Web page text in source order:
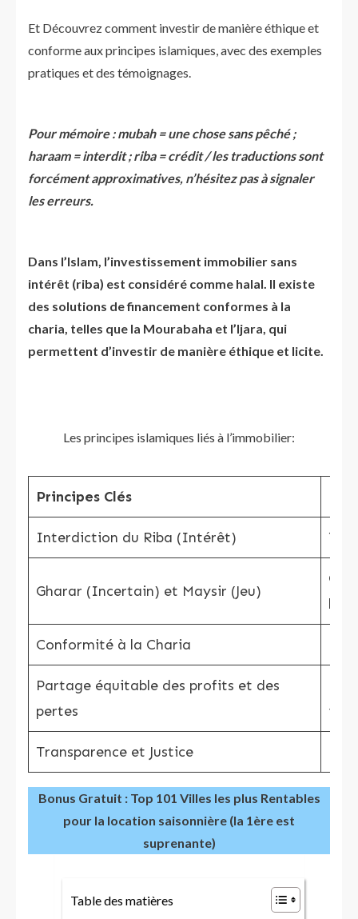
Et Découvrez comment investir de manière éthique et
conforme aux principes islamiques, avec des exemples
pratiques et des témoignages.
Pour mémoire : mubah = une chose sans pêché ;
haraam = interdit ; riba = crédit / les traductions sont
forcément approximatives, n’hésitez pas à signaler
les erreurs.
Dans l’Islam, l’investissement immobilier sans
intérêt (riba) est considéré comme halal. Il existe
des solutions de financement conformes à la
charia, telles que la Mourabaha et l’Ijara, qui
permettent d’investir de manière éthique et licite.
Les principes islamiques liés à l’immobilier:
Principes Clés
Interdiction du Riba (Intérêt)
Gharar (Incertain) et Maysir (Jeu)
Conformité à la Charia
Partage équitable des profits et des
pertes
Transparence et Justice
Bonus Gratuit : Top 101 Villes les plus Rentables
pour la location saisonnière (la 1ère est
suprenante)
Table des matières